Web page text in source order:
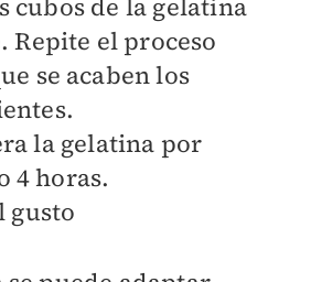
Repite el proceso
se acaben los
la gelatina por
4 horas.
gusto